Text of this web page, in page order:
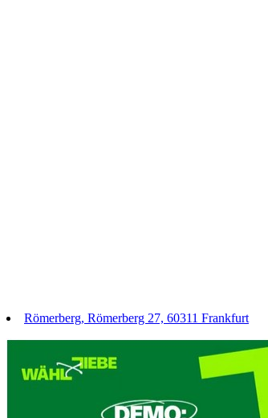
Römerberg, Römerberg 27, 60311 Frankfurt